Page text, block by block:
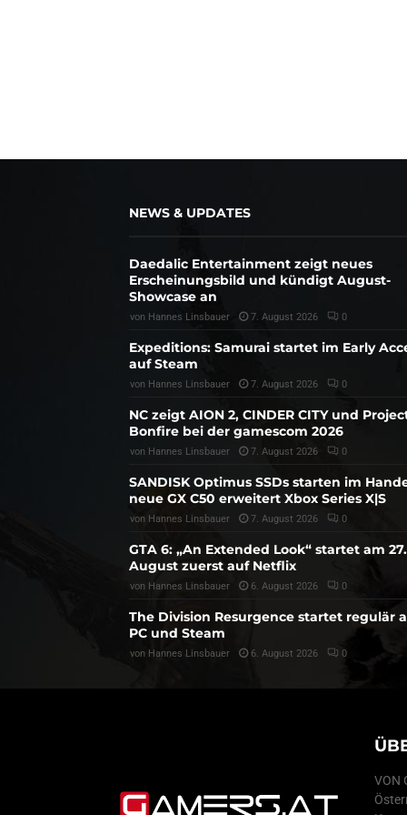
NEWS & UPDATES
Daedalic Entertainment zeigt neues
Erscheinungsbild und kündigt August-
Showcase an
von Hannes Linsbauer 7. August 2026 0
Expeditions: Samurai startet im Early
auf Steam
von Hannes Linsbauer 7. August 2026 0
NC zeigt AION 2, CINDER CITY und
Bonfire bei der gamescom 2026
von Hannes Linsbauer 7. August 2026 0
SANDISK Optimus SSDs starten im
neue GX C50 erweitert Xbox Series X|S
von Hannes Linsbauer 7. August 2026 0
GTA 6: „An Extended Look“ startet am 27.
August zuerst auf Netflix
von Hannes Linsbauer 6. August 2026 0
The Division Resurgence startet regulär
PC und Steam
von Hannes Linsbauer 6. August 2026 0
VON